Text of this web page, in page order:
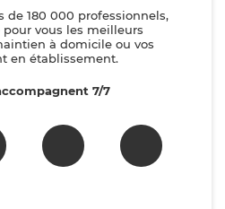
de 180 000 professionnels,
pour vous les meilleurs
à domicile ou vos
en établissement.
7/7